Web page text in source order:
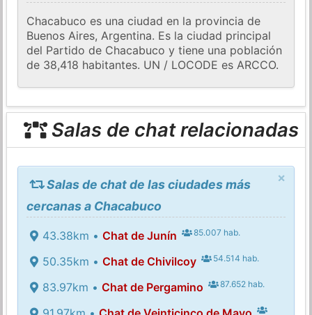
Chacabuco es una ciudad en la provincia de
Buenos Aires, Argentina. Es la ciudad principal
del Partido de Chacabuco y tiene una población
de 38,418 habitantes. UN / LOCODE es ARCCO.
Salas de chat relacionadas
×
Salas de chat de las ciudades más
cercanas a Chacabuco
43.38km • Chat de Junín 85.007 hab.
50.35km • Chat de Chivilcoy 54.514 hab.
83.97km • Chat de Pergamino 87.652 hab.